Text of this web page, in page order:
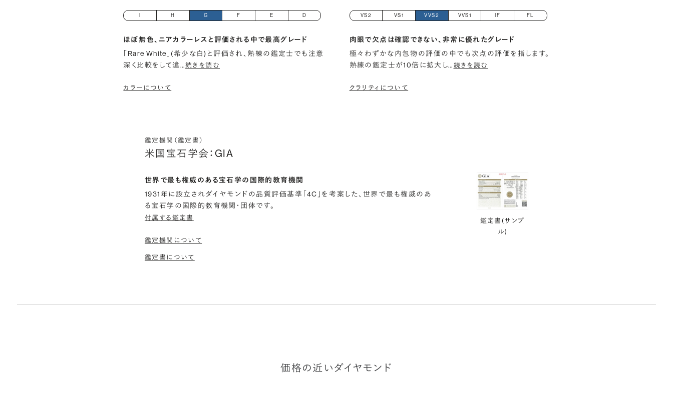
H G F E D
ほぼ無色、ニアカラーレスと評価される中で最高グレード
「Rare White」(希少な白)と評価され、熟練の鑑定士でも注意
深く比較をして違…続きを読む
カラーについて
VS2 VS1 VVS2 VVS1 IF FL
肉眼で欠点は確認できない、非常に優れたグレード
極々わずかな内包物の評価の中でも次点の評価を指します。
熟練の鑑定士が10倍に拡大し… 続きを読む
クラリティについて
鑑定機関（鑑定書）
米国宝石学会：GIA
世界で最も権威のある宝石学の国際的教育機関
1931年に設立されダイヤモンドの品質評価基準「4C」を考案した、世界で最も権威のあ
る宝石学の国際的教育機関・団体です。
付属する鑑定書
鑑定機関について
鑑定書について
鑑定書(サンプ
ル)
価格の近いダイヤモンド